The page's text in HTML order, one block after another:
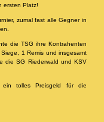
ersten Platz!
zumal fast alle Gegner in
die TSG ihre Kontrahenten
1 Remis und insgesamt
die SG Riederwald und KSV
tolles Preisgeld für die